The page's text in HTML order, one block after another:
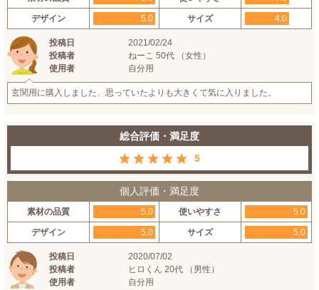
デザイン 5.0 サイズ 4.0
投稿日
2021/02/24
投稿者
ねーこ 50代 （女性）
使用者
自分用
玄関用に購入しました、思っていたよりも大きくて気に入りました。
総合評価・満足度
5
個人評価・満足度
素材の品質 5.0 使いやすさ 5.0
デザイン 5.0 サイズ 5.0
投稿日
2020/07/02
投稿者
ヒロくん 20代 （男性）
使用者
自分用